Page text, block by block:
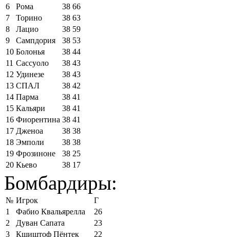
6
Рома 38 66
7
Торино 38 63
8
Лацио 38 59
9
Сампдория 38 53
10 Болонья 38 44
11 Сассуоло 38 43
12 Удинезе 38 43
13 СПАЛ 38 42
14 Парма 38 41
15 Кальяри 38 41
16 Фиорентина 38 41
17 Дженоа 38 38
18 Эмполи 38 38
19 Фрозиноне 38 25
20 Кьево 38 17
Бомбардиры:
№ Игрок
Г
1
Фабио Квальярелла
26
2
Дуван Сапата
23
3
Кшиштоф Пёнтек
22